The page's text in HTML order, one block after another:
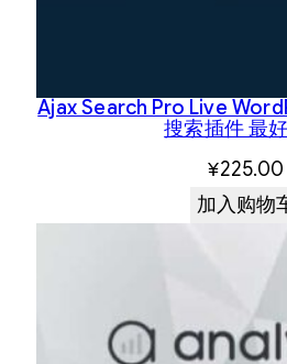
Ajax Search Pro Live
搜索插件 最
¥225.00
加入购物